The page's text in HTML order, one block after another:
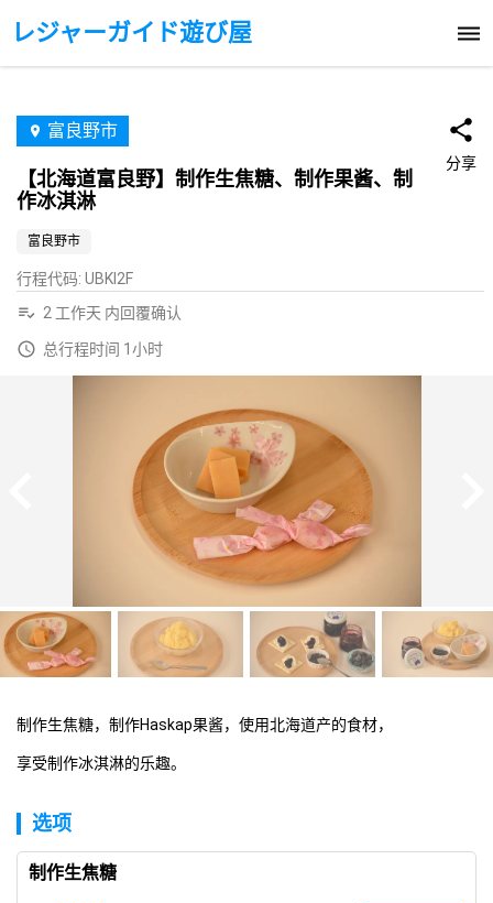
レジャーガイド遊び屋
富良野市
【北海道富良野】制作生焦糖、制作果酱、制
作冰淇淋
分享
富良野市
行程代码: UBKI2F
2 工作天 内回覆确认
总行程时间 1小时
制作生焦糖，制作Haskap果酱，使用北海道产的食材，
享受制作冰淇淋的乐趣。
选项
制作生焦糖